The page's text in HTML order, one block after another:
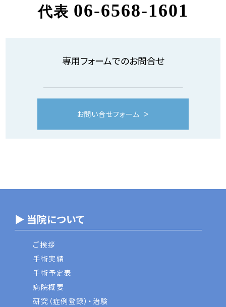
代表 06-6568-1601
専用フォームでのお問合せ
お問い合せフォーム
▶ 当院について
ご挨拶
手術実績
手術予定表
病院概要
研究（症例登録）・治験